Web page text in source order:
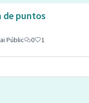
de puntos
Públic 0 1